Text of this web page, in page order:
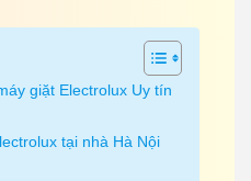
giặt Electrolux Uy tín
tại nhà Hà Nội